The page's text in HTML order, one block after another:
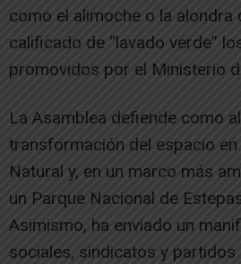
como el alimoche o la alondra
calificado de “lavado verde”
promovidos por el Ministerio
La Asamblea defiende como
transformación del espacio en
Natural y, en un marco más
un Parque Nacional de
Asimismo, ha enviado un
sociales, sindicatos y